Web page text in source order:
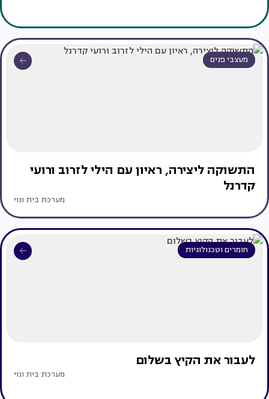
מעצבי פנים
התשוקה ליצירה, ראיון עם הילי לזרוב ורועי
קדרנל
מערכת בית ונוי
חומרים וטכנולוגיות
לעבור את הקיץ בשלום
מערכת בית ונוי